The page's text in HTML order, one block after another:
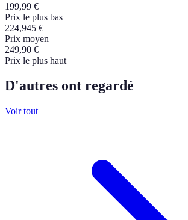
199,99 €
Prix le plus bas
224,945 €
Prix moyen
249,90 €
Prix le plus haut
D'autres ont regardé
Voir tout